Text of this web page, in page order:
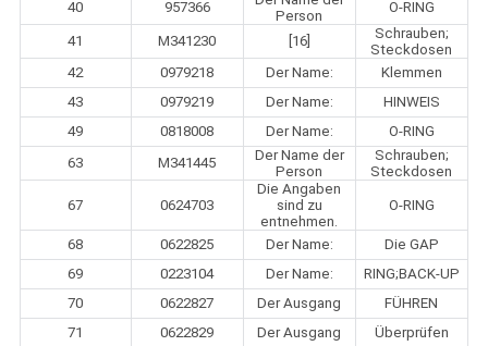
40 957366
Person
O-RING
41 M341230 [16]
Schrauben;
Steckdosen
42
0979218 Der Name:
Klemmen
43
0979219 Der Name:
HINWEIS
49
0818008 Der Name:
O-RING
63
M341445
Der Name der
Person
Schrauben;
Steckdosen
67 0624703
Die Angaben
sind zu
entnehmen.
O-RING
68 0622825 Der Name:
Die GAP
69
0223104 Der Name:
RING;BACK-UP
70
0622827 Der Ausgang
FÜHREN
71
0622829 Der Ausgang Überprüfen